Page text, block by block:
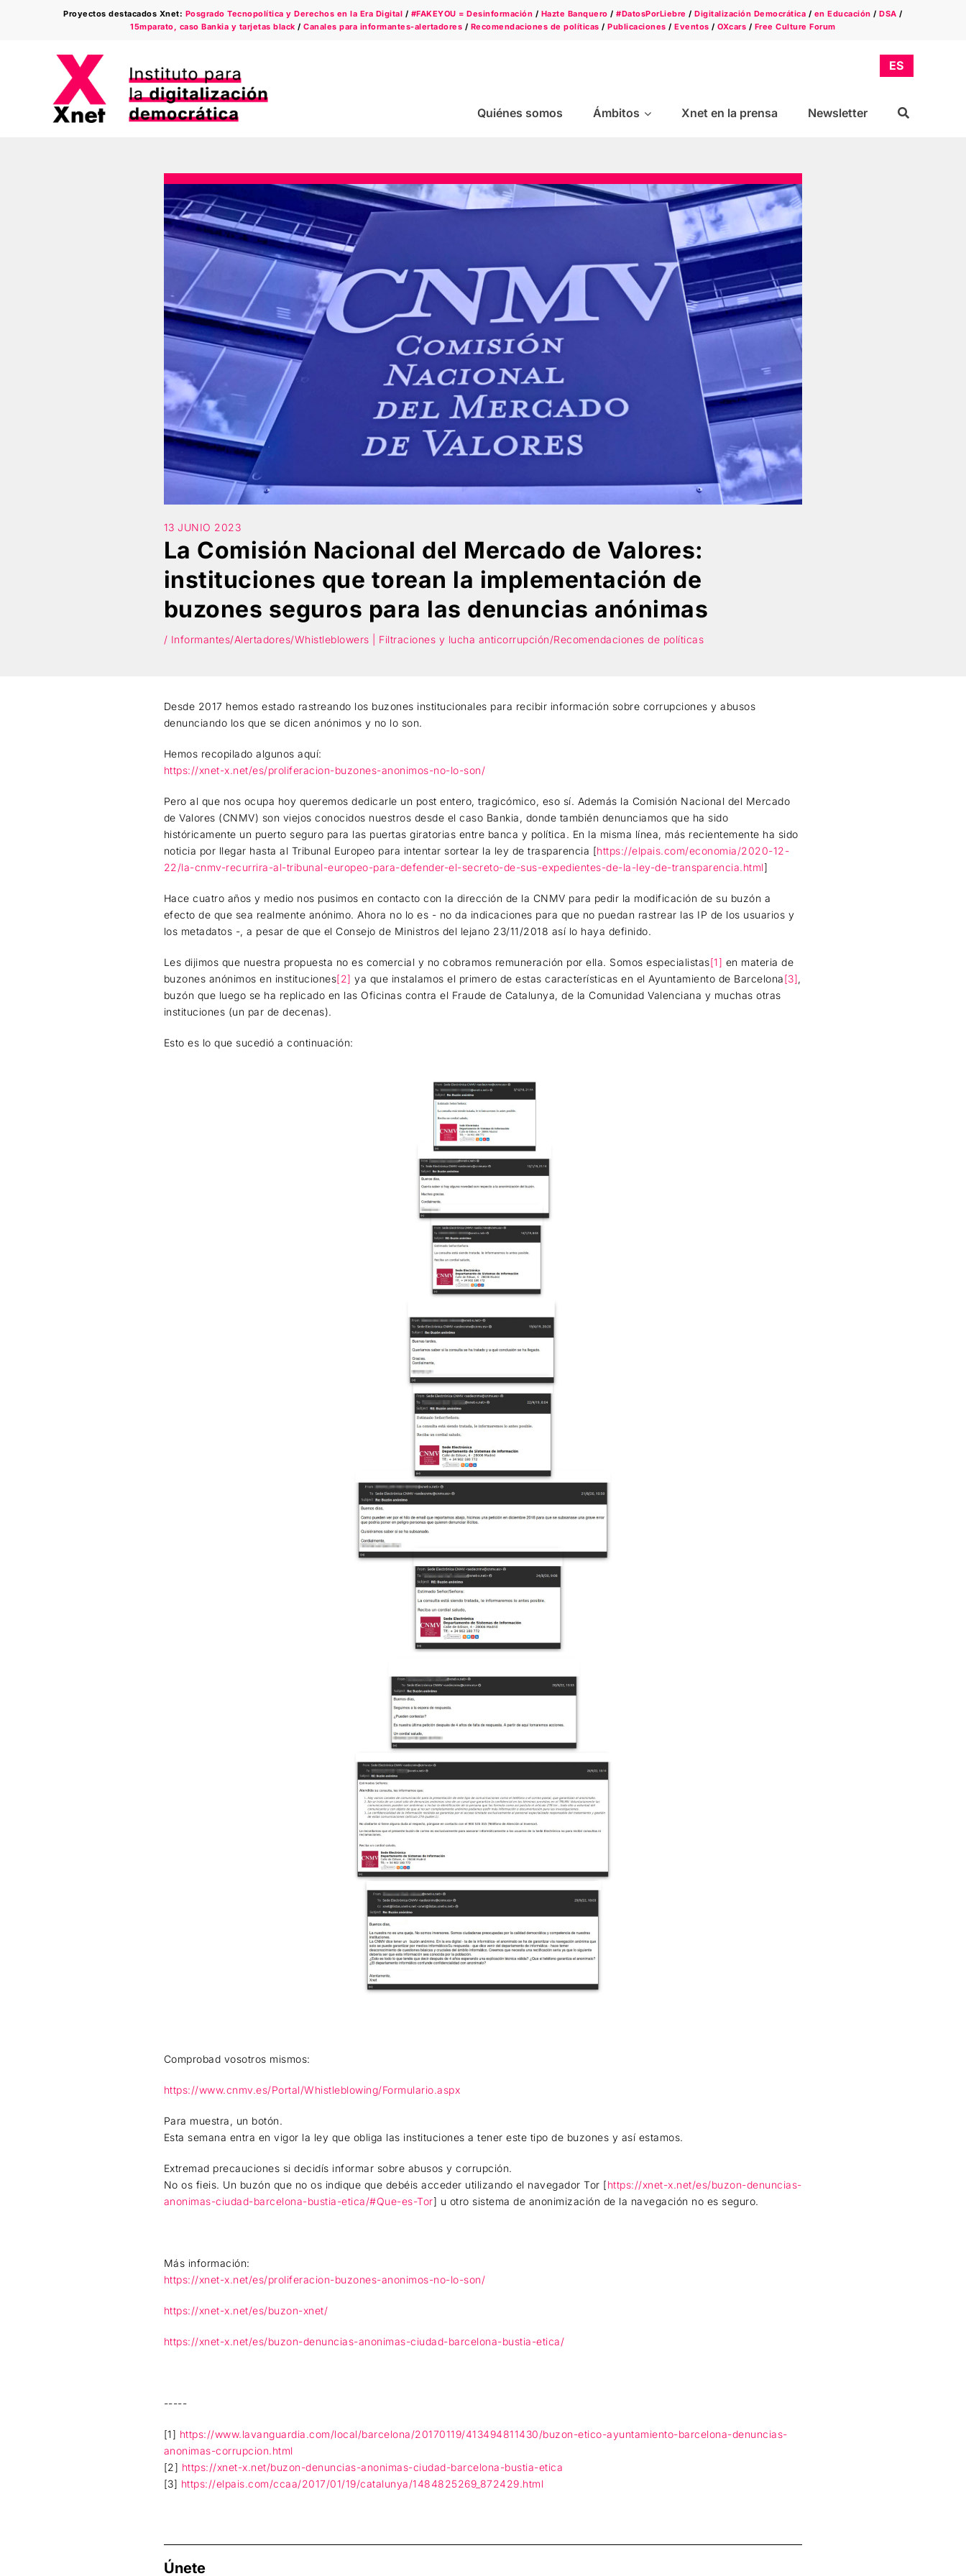
Proyectos destacados Xnet: Posgrado Tecnopolítica y Derechos en la Era Digital / #FAKEYOU = Desinformación / Hazte Banquero /#DatosPorLiebre /Digitalización Democrática / en Educación /DSA /
15mparato, caso Bankia y tarjetas black /Canales para informantes-alertadores / Recomendaciones de políticas /Publicaciones /Eventos /OXcars / Free Culture Forum
Quiénes somos Ámbitos Xnet en la prensa Newsletter
13 JUNIO 2023
La Comisión Nacional del Mercado de Valores:
instituciones que torean la implementación de
buzones seguros para las denuncias anónimas
/ Informantes/Alertadores/Whistleblowers | Filtraciones y lucha anticorrupción/Recomendaciones de políticas
Desde 2017 hemos estado rastreando los buzones institucionales para recibir información sobre corrupciones y abusos
denunciando los que se dicen anónimos y no lo son.
Hemos recopilado algunos aquí:
https://xnet-x.net/es/proliferacion-buzones-anonimos-no-lo-son/
Pero al que nos ocupa hoy queremos dedicarle un post entero, tragicómico, eso sí. Además la Comisión Nacional del Mercado
de Valores (CNMV) son viejos conocidos nuestros desde el caso Bankia, donde también denunciamos que ha sido
históricamente un puerto seguro para las puertas giratorias entre banca y política. En la misma línea, más recientemente ha sido
noticia por llegar hasta al Tribunal Europeo para intentar sortear la ley de trasparencia [https://elpais.com/economia/2020-12-
22/la-cnmv-recurrira-al-tribunal-europeo-para-defender-el-secreto-de-sus-expedientes-de-la-ley-de-transparencia.html]
Hace cuatro años y medio nos pusimos en contacto con la dirección de la CNMV para pedir la modificación de su buzón a
efecto de que sea realmente anónimo. Ahora no lo es - no da indicaciones para que no puedan rastrear las IP de los usuarios y
los metadatos -, a pesar de que el Consejo de Ministros del lejano 23/11/2018 así lo haya definido.
Les dijimos que nuestra propuesta no es comercial y no cobramos remuneración por ella. Somos especialistas[1] en materia de
buzones anónimos en instituciones[2] ya que instalamos el primero de estas características en el Ayuntamiento de Barcelona[3],
buzón que luego se ha replicado en las Oficinas contra el Fraude de Catalunya, de la Comunidad Valenciana y muchas otras
instituciones (un par de decenas).
Esto es lo que sucedió a continuación:
Comprobad vosotros mismos:
https://www.cnmv.es/Portal/Whistleblowing/Formulario.aspx
Para muestra, un botón.
Esta semana entra en vigor la ley que obliga las instituciones a tener este tipo de buzones y así estamos.
Extremad precauciones si decidís informar sobre abusos y corrupción.
No os fieis. Un buzón que no os indique que debéis acceder utilizando el navegador Tor [https://xnet-x.net/es/buzon-denuncias-
anonimas-ciudad-barcelona-bustia-etica/#Que-es-Tor] u otro sistema de anonimización de la navegación no es seguro.
Más información:
https://xnet-x.net/es/proliferacion-buzones-anonimos-no-lo-son/
https://xnet-x.net/es/buzon-xnet/
https://xnet-x.net/es/buzon-denuncias-anonimas-ciudad-barcelona-bustia-etica/
-----
[1] https://www.lavanguardia.com/local/barcelona/20170119/413494811430/buzon-etico-ayuntamiento-barcelona-denuncias-
anonimas-corrupcion.html
[2] https://xnet-x.net/buzon-denuncias-anonimas-ciudad-barcelona-bustia-etica
[3] https://elpais.com/ccaa/2017/01/19/catalunya/1484825269_872429.html
Únete